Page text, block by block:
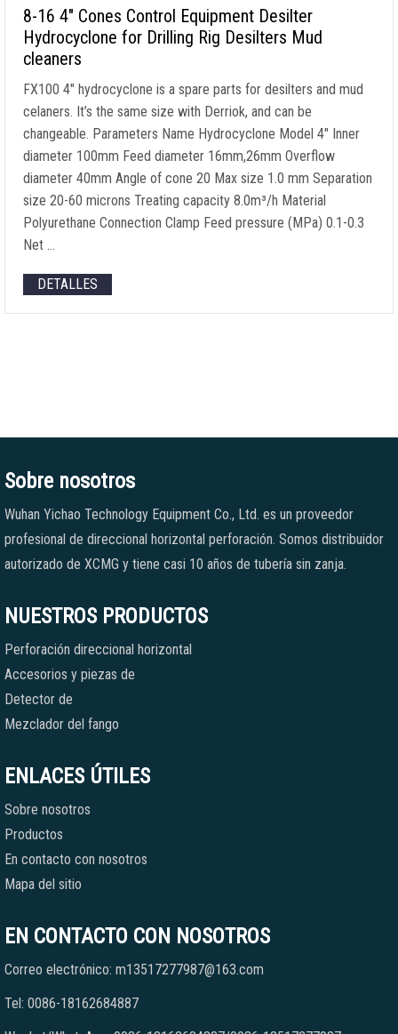
8-16 4″ Cones Control Equipment Desilter
Hydrocyclone for Drilling Rig Desilters Mud
cleaners
FX100 4″ hydrocyclone is a spare parts for desilters and mud
celaners. It’s the same size with Derriok, and can be
changeable. Parameters Name Hydrocyclone Model 4″ Inner
diameter 100mm Feed diameter 16mm,26mm Overflow
diameter 40mm Angle of cone 20 Max size 1.0 mm Separation
size 20-60 microns Treating capacity 8.0m³/h Material
Polyurethane Connection Clamp Feed pressure (MPa) 0.1-0.3
Net …
DETALLES
Sobre nosotros
Wuhan Yichao Technology Equipment Co., Ltd. es un proveedor
profesional de direccional horizontal perforación. Somos distribuidor
autorizado de XCMG y tiene casi 10 años de tubería sin zanja.
NUESTROS PRODUCTOS
Perforación direccional horizontal
Accesorios y piezas de
Detector de
Mezclador del fango
ENLACES ÚTILES
Sobre nosotros
Productos
En contacto con nosotros
Mapa del sitio
EN CONTACTO CON NOSOTROS
Correo electrónico: m13517277987@163.com
Tel: 0086-18162684887